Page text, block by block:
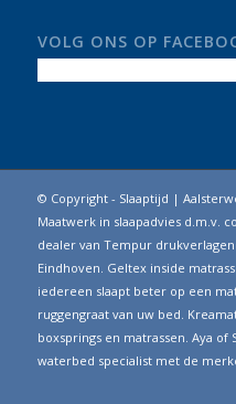
VOLG ONS OP
© Copyright - Slaaptijd |
Maatwerk in slaapadvies d.m.v.
dealer van Tempur
Eindhoven. Geltex inside
iedereen slaapt beter op een
ruggengraat van uw bed.
boxsprings en matrassen. Aya of
waterbed specialist met de